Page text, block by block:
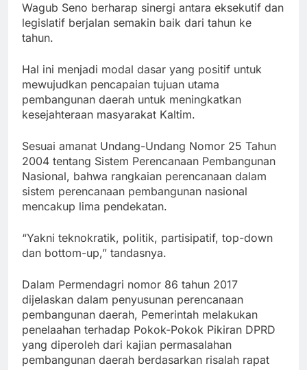
Wagub Seno berharap sinergi antara eksekutif dan
legislatif berjalan semakin baik dari tahun ke
tahun.
Hal ini menjadi modal dasar yang positif untuk
mewujudkan pencapaian tujuan utama
pembangunan daerah untuk meningkatkan
kesejahteraan masyarakat Kaltim.
Sesuai amanat Undang-Undang Nomor 25 Tahun
2004 tentang Sistem Perencanaan Pembangunan
Nasional, bahwa rangkaian perencanaan dalam
sistem perencanaan pembangunan nasional
mencakup lima pendekatan.
“Yakni teknokratik, politik, partisipatif, top-down
dan bottom-up,” tandasnya.
Dalam Permendagri nomor 86 tahun 2017
dijelaskan dalam penyusunan perencanaan
pembangunan daerah, Pemerintah melakukan
penelaahan terhadap Pokok-Pokok Pikiran DPRD
yang diperoleh dari kajian permasalahan
pembangunan daerah berdasarkan risalah rapat